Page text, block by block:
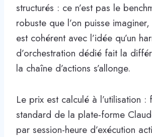
structurés : ce n’est pas le
robuste que l’on puisse
est cohérent avec l’idée qu’un
d’orchestration dédié fait la
la chaîne d’actions s’allonge.
Le prix est calculé à l’utilisation
standard de la plate-forme
par session-heure d’exécution